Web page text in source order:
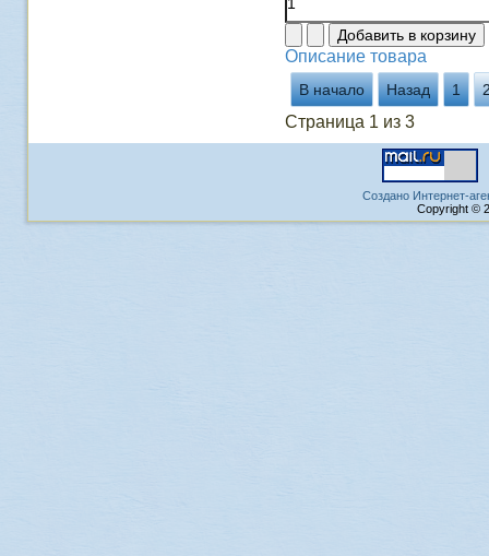
Описание товара
В начало Назад 1
Страница 1 из 3
Создано Интернет-
Copyright ©